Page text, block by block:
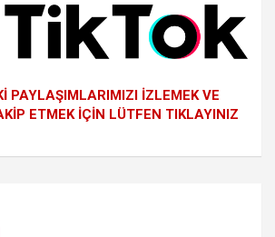
PAYLAŞIMLARIMIZI İZLEMEK VE
ETMEK İÇİN LÜTFEN TIKLAYINIZ